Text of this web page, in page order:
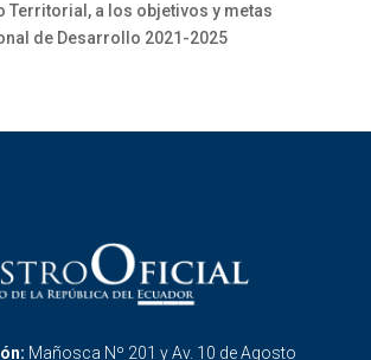
Territorial, a los objetivos y metas
de Desarrollo 2021-2025
Mañosca Nº 201 y Av. 10 de Agosto